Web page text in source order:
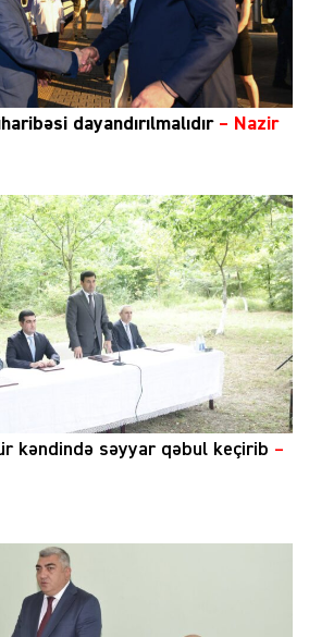
dayandırılmalıdır– Nazir
kəndində səyyar qəbul keçirib –